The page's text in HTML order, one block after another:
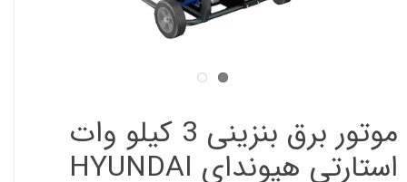
موتور برق بنزینی 3 کیلو وات
استارتی هیوندای HYUNDAI